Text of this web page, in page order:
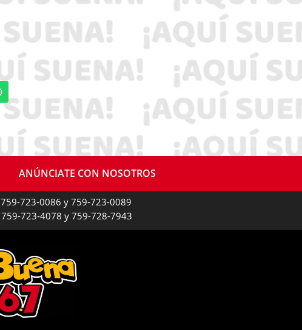
ANÚNCIATE CON NOSOTROS
759-723-0086 y 759-723-0089
759-723-4078 y 759-728-7943